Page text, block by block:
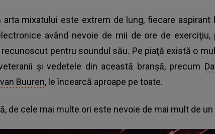
mixatului este extrem de lung, fiecare aspirant
având nevoie de mii de ore de exerciţiu,
pentru soundul său. Pe piaţă există o
şi vedetele din această branşă, precum
Buuren, le încearcă aproape pe toate.
de cele mai multe ori este nevoie de mai mult de